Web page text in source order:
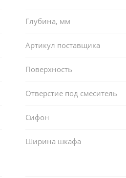
Глубина, мм
Артикул поставщика
Поверхность
Отверстие под смеситель
Сифон
Ширина шкафа